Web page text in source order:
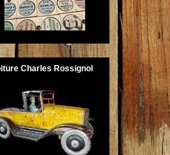
Charles Rossignol